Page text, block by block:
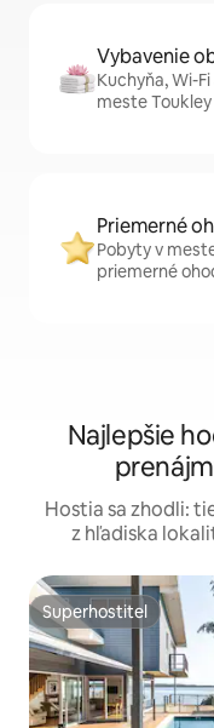
Vybavenie
Kuchyňa, Wi-
meste
Priemerné
Pobyty v
priemerné
Najlepšie
Hostia sa zhodli:
z hľadiska
Superhostiteľ
Superhostiteľ